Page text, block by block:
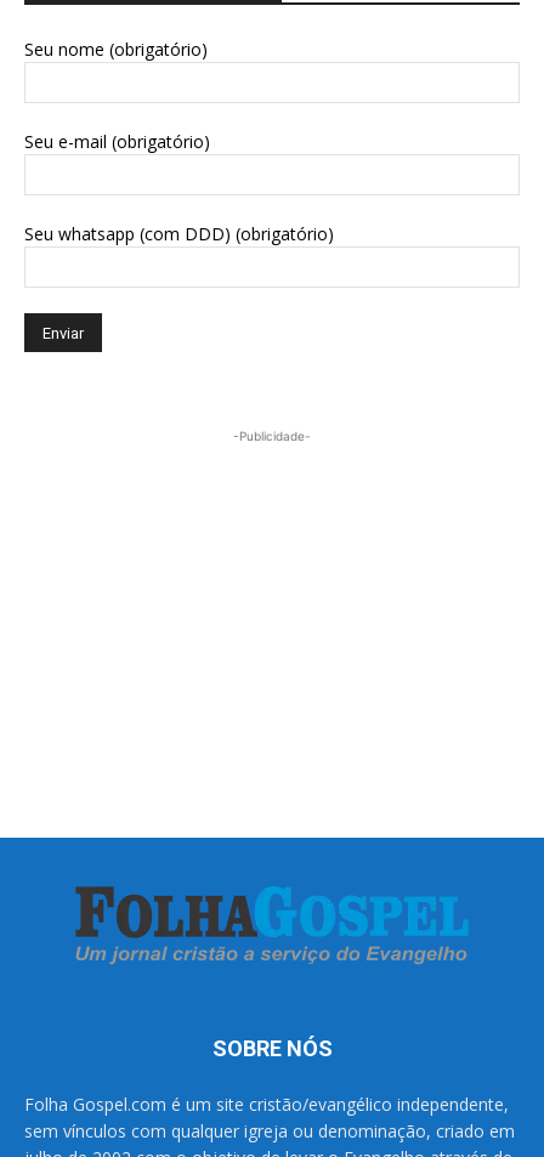
Seu nome (obrigatório)
Seu e-mail (obrigatório)
Seu whatsapp (com DDD) (obrigatório)
-Publicidade-
SOBRE NÓS
Folha Gospel.com é um site cristão/evangélico independente,
sem vínculos com qualquer igreja ou denominação, criado em